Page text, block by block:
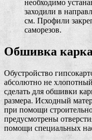
необходимо
заходили в
см. Профили
саморезов.
Обшивка
Обустройство
абсолютно не
сделать для обшивки
размера. Исходный
при помощи
предусмотрены
помощи специальных